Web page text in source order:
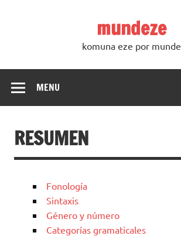
mundeze
komuna eze por munde
MENU
RESUMEN
Fonología
Sintaxis
Género y número
Categorías gramaticales